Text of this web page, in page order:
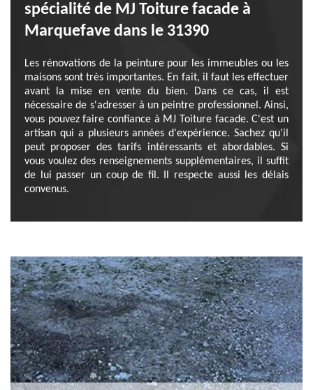
spécialité de MJ Toiture facade à
Marquefave dans le 31390
Les rénovations de la peinture pour les immeubles ou les
maisons sont très importantes. En fait, il faut les effectuer
avant la mise en vente du bien. Dans ce cas, il est
nécessaire de s'adresser à un peintre professionnel. Ainsi,
vous pouvez faire confiance à MJ Toiture facade. C'est un
artisan qui a plusieurs années d'expérience. Sachez qu'il
peut proposer des tarifs intéressants et abordables. Si
vous voulez des renseignements supplémentaires, il suffit
de lui passer un coup de fil. Il respecte aussi les délais
convenus.